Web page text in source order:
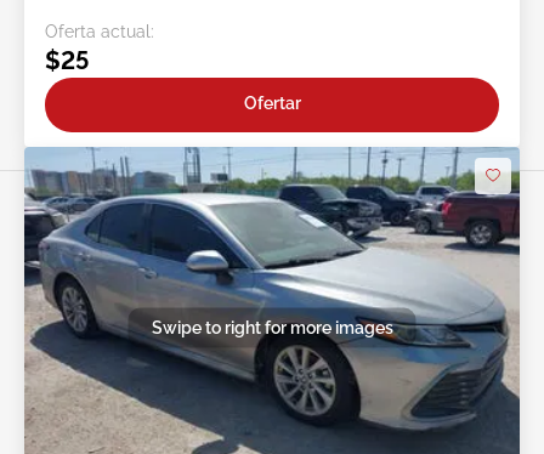
Oferta actual:
$25
Ofertar
Swipe to right for more images